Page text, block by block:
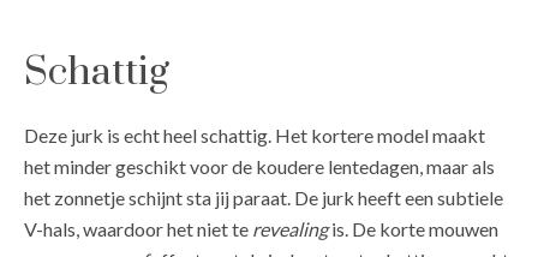
Schattig
Deze jurk is echt heel schattig. Het kortere model maakt
het minder geschikt voor de koudere lentedagen, maar als
het zonnetje schijnt sta jij paraat. De jurk heeft een subtiele
V-hals, waardoor het niet te revealingis. De korte mouwen